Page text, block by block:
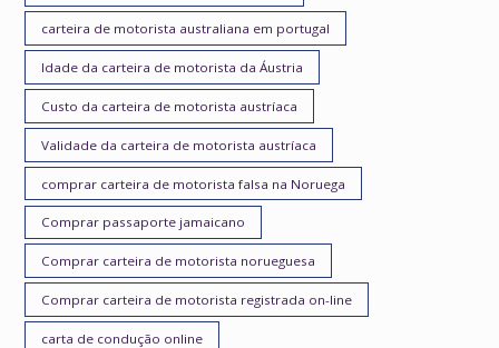
carteira de motorista australiana em portugal
Idade da carteira de motorista da Áustria
Custo da carteira de motorista austríaca
Validade da carteira de motorista austríaca
comprar carteira de motorista falsa na Noruega
Comprar passaporte jamaicano
Comprar carteira de motorista norueguesa
Comprar carteira de motorista registrada on-line
carta de condução online